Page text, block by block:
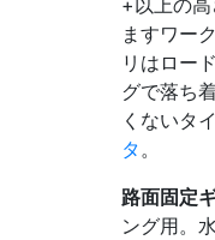
ますワー
リはロー
グで落ち
くないタ
タ 。
路面固定
ング用。